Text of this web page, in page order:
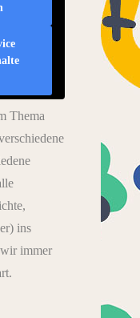
Thema
ins
immer